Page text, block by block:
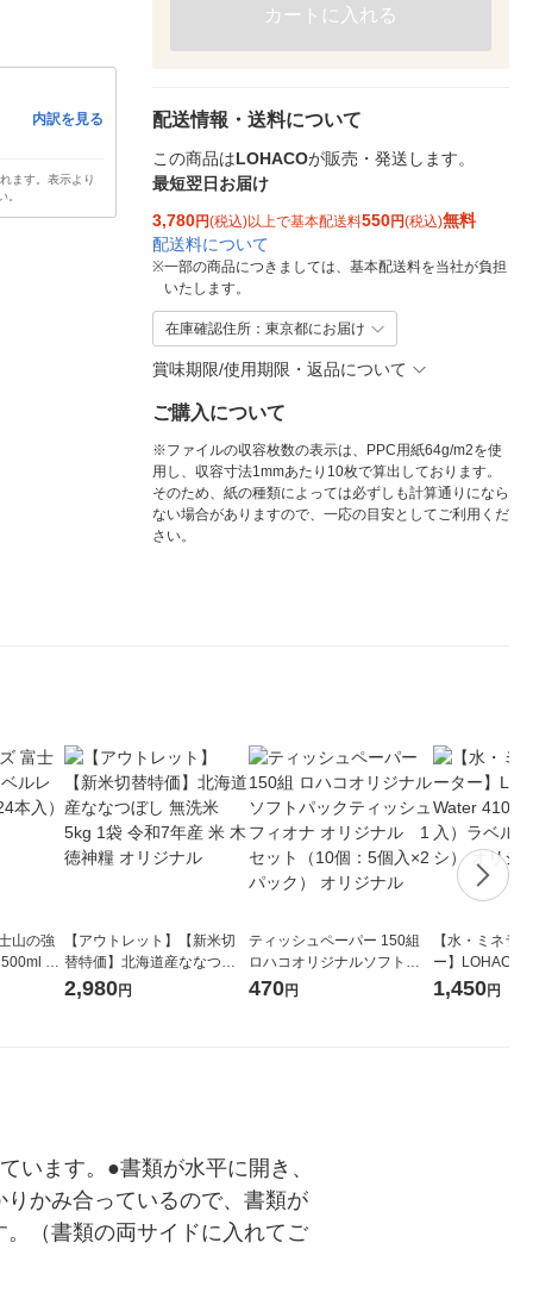
内訳を見る
ます。表示より
。
カートに入れる
配送情報・送料について
この商品はLOHACOが販売・発送します。
最短翌日お届け
3,780円(税込)以上で基本配送料550円(税込)無料
配送料について
※一部の商品につきましては、基本配送料を当社が負担
いたします。
在庫確認住所：東京都にお届け
賞味期限/使用期限・返品について
ご購入について
※ファイルの収容枚数の表示は、PPC用紙64g/m2を使
用し、収容寸法1mmあたり10枚で算出しております。
そのため、紙の種類によっては必ずしも計算通りになら
ない場合がありますので、一応の目安としてご利用くだ
さい。
山の強
1
【アウトレット】【新米切
替特価】北海道産ななつぼ
し 無洗米 5kg 1袋 令和7年産
米 木徳神糧 オリジナル
2,980円
ティッシュペーパー 150組
ロハコオリジナルソフトパ
ックティッシュ フィオナ オ
470円
【水・ミネラ
ー】LOHACO
1箱（20本入
（イチオシ）
1,450円
います。●書類が水平に開き、
かみ合っているので、書類が
（書類の両サイドに入れてご